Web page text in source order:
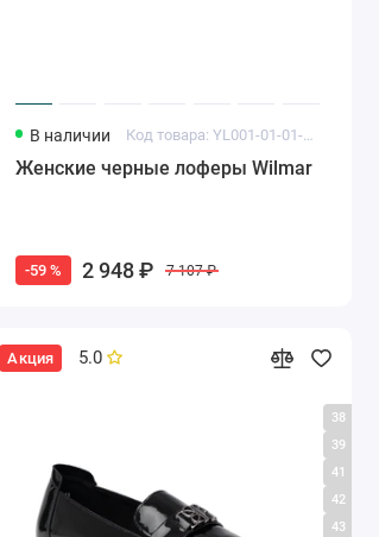
В наличии Код товара: YL001-01-01-SP
Женские черные лоферы Wilmar
-59 % 2 948 ₽ 7 107 ₽
Акция 5.0
38
39
41
42
43